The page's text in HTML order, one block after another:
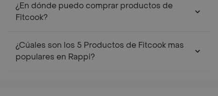
¿En dónde puedo comprar productos de
Fitcook?
¿Cúales son los 5 Productos de Fitcook mas
populares en Rappi?